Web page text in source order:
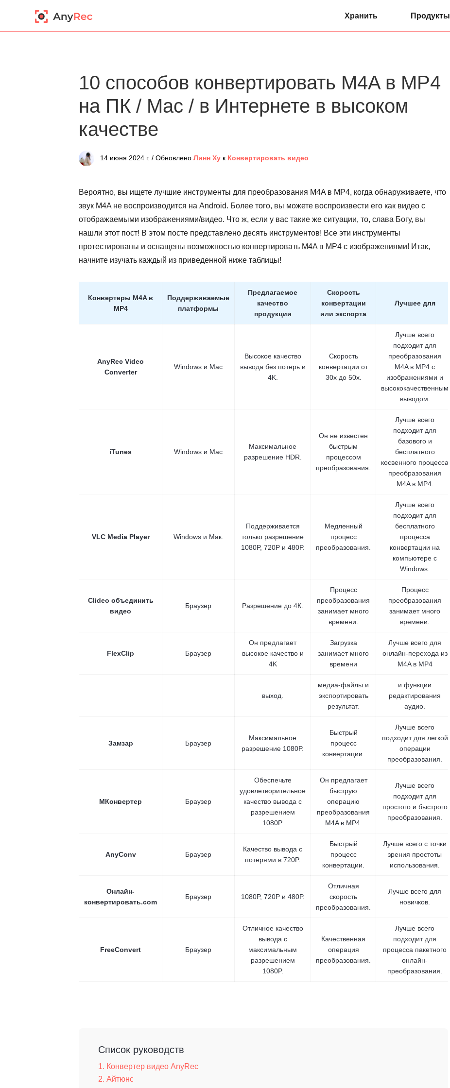
Хранить Продукты
10 способов конвертировать M4A в MP4
на ПК / Mac / в Интернете в высоком
качестве
14 июня 2024 г. / Обновлено Линн Ху к Конвертировать видео
Вероятно, вы ищете лучшие инструменты для преобразования M4A в MP4, когда обнаруживаете, что
звук M4A не воспроизводится на Android. Более того, вы можете воспроизвести его как видео с
отображаемыми изображениями/видео. Что ж, если у вас такие же ситуации, то, слава Богу, вы
нашли этот пост! В этом посте представлено десять инструментов! Все эти инструменты
протестированы и оснащены возможностью конвертировать M4A в MP4 с изображениями! Итак,
начните изучать каждый из приведенной ниже таблицы!
Конвертеры M4A в
MP4
Поддерживаемые
платформы
Предлагаемое
качество
продукции
Скорость
конвертации
или экспорта
Лучшее для
AnyRec Video
Converter
Windows и Mac
Высокое качество
вывода без потерь и
4K.
Скорость
конвертации от
30x до 50x.
Лучше всего
подходит для
преобразования
M4A в MP4 с
изображениями и
высококачественным
выводом.
iTunes Windows и Mac
Максимальное
разрешение HDR.
Он не известен
быстрым
процессом
преобразования.
Лучше всего
подходит для
базового и
бесплатного
косвенного процесса
преобразования
M4A в MP4.
VLC Media Player Windows и Мак.
Поддерживается
только разрешение
1080P, 720P и 480P.
Медленный
процесс
преобразования.
Лучше всего
подходит для
бесплатного
процесса
конвертации на
компьютере с
Windows.
Clideo объединить
видео
Браузер Разрешение до 4К.
Процесс
преобразования
занимает много
времени.
Процесс
преобразования
занимает много
времени.
FlexClip Браузер
Он предлагает
высокое качество и
4K
Загрузка
занимает много
времени
Лучше всего для
онлайн-перехода из
M4A в MP4
выход.
медиа-файлы и
экспортировать
результат.
и функции
редактирования
аудио.
Замзар Браузер
Максимальное
разрешение 1080P.
Быстрый
процесс
конвертации.
Лучше всего
подходит для легкой
операции
преобразования.
МКонвертер Браузер
Обеспечьте
удовлетворительное
качество вывода с
разрешением
1080P.
Он предлагает
быструю
операцию
преобразования
M4A в MP4.
Лучше всего
подходит для
простого и быстрого
преобразования.
AnyConv Браузер
Качество вывода с
потерями в 720P.
Быстрый
процесс
конвертации.
Лучше всего с точки
зрения простоты
использования.
Онлайн-
конвертировать.com
Браузер 1080P, 720P и 480P.
Отличная
скорость
преобразования.
Лучше всего для
новичков.
FreeConvert Браузер
Отличное качество
вывода с
максимальным
разрешением
1080P.
Качественная
операция
преобразования.
Лучше всего
подходит для
процесса пакетного
онлайн-
преобразования.
Список руководств
1. Конвертер видео AnyRec
2. Айтюнс